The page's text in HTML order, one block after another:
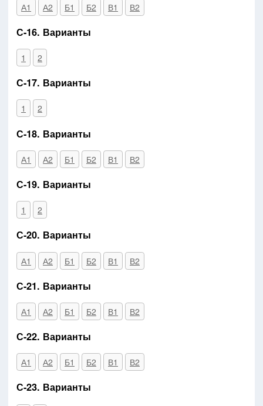
А1 А2 Б1 Б2 В1 В2
С-16. Варианты
1 2
С-17. Варианты
1 2
С-18. Варианты
А1 А2 Б1 Б2 В1 В2
С-19. Варианты
1 2
С-20. Варианты
А1 А2 Б1 Б2 В1 В2
С-21. Варианты
А1 А2 Б1 Б2 В1 В2
С-22. Варианты
А1 А2 Б1 Б2 В1 В2
С-23. Варианты